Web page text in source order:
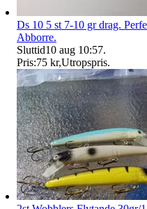
Ds 10 5 st 7-10 gr drag.
Abborre.
Sluttid10 aug 10:57.
Pris:75 kr,Utropspris.